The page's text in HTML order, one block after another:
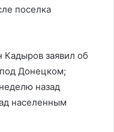
поселка
Кадыров заявил об
Донецком;
назад
населенным